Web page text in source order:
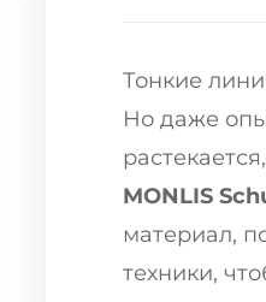
Тонкие
Но даже
MONLIS
материал,
техники,